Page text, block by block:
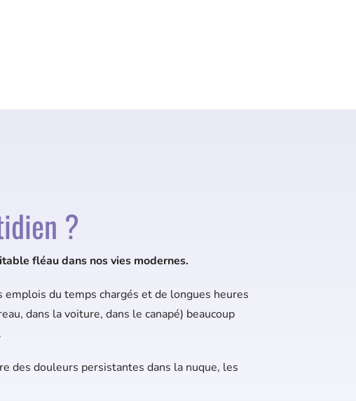
?
fléau dans nos vies modernes.
du temps chargés et de longues heures
dans la voiture, dans le canapé) beaucoup
des douleurs persistantes dans la nuque, les